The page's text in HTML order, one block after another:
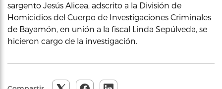
sargento Jesús Alicea, adscrito a la División de
Homicidios del Cuerpo de Investigaciones Criminales
de Bayamón, en unión a la fiscal Linda Sepúlveda, se
hicieron cargo de la investigación.